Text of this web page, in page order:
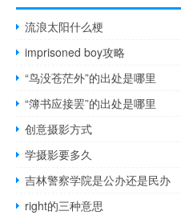
流浪太阳什么梗
imprisoned boy攻略
“鸟没苍茫外”的出处是哪里
“簿书应接罢”的出处是哪里
创意摄影方式
学摄影要多久
吉林警察学院是公办还是民办
right的三种意思